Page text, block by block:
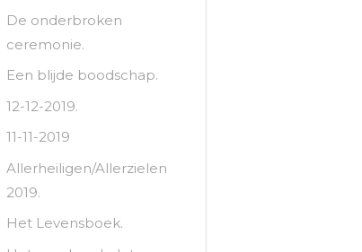
De onderbroken
ceremonie.
Een blijde boodschap.
12-12-2019.
11-11-2019
Allerheiligen/Allerzielen
2019.
Het Levensboek.